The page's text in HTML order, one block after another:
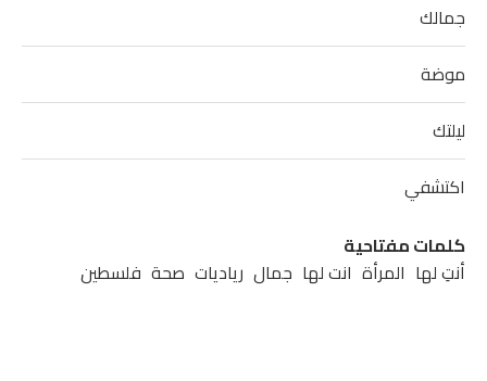
جمالك
موضة
ليلتك
اكتشفي
كلمات مفتاحية
أنتِ لها المرأة انت لها جمال رياديات صحة فلسطين